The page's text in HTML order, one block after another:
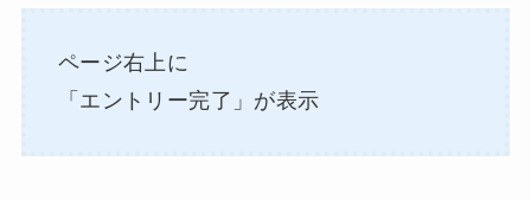
ページ右上に
「エントリー完了」が表示